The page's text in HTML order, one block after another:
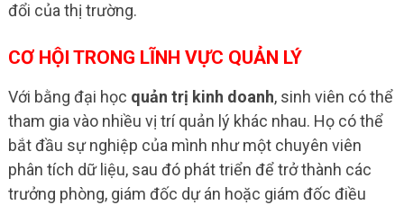
đổi của thị trường.
CƠ HỘI TRONG LĨNH VỰC QUẢN LÝ
Với bằng đại học quản trị kinh doanh, sinh viên có thể
tham gia vào nhiều vị trí quản lý khác nhau. Họ có thể
bắt đầu sự nghiệp của mình như một chuyên viên
phân tích dữ liệu, sau đó phát triển để trở thành các
trưởng phòng, giám đốc dự án hoặc giám đốc điều